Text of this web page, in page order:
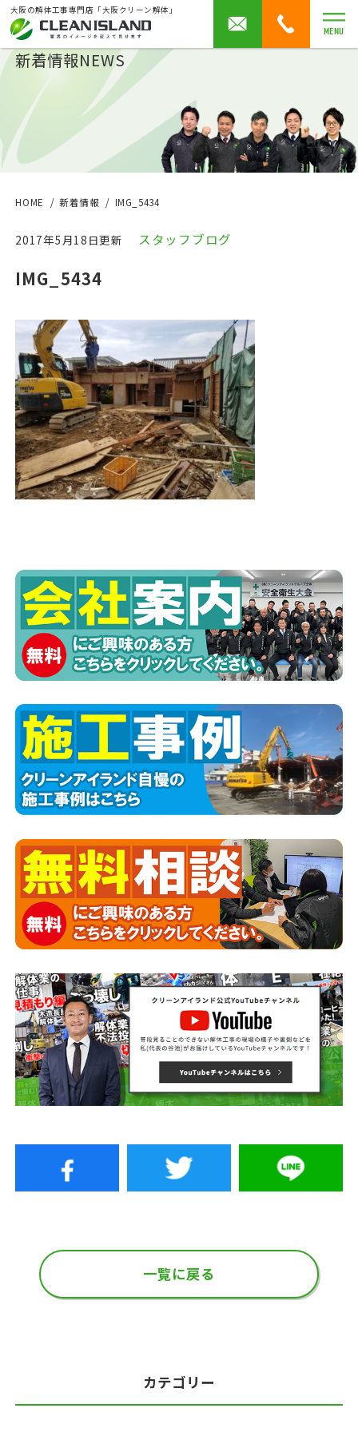
大阪の解体工事専門店「大阪クリーン解体」
MENU
新着情報NEWS
HOME 新着情報 IMG_5434
2017年5月18日更新 スタッフブログ
IMG_5434
一覧に戻る
カテゴリー